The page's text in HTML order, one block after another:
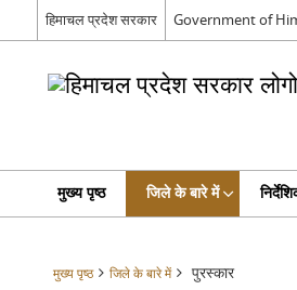
हिमाचल प्रदेश सरकार Government of
मुख्य पृष्ठ जिले के बारे में
मुख्य पृष्ठ जिले के बारे में पुरस्‍कार